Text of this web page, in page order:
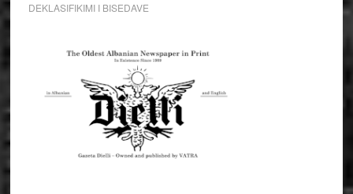
DEKLASIFIKIMI I BISEDAVE